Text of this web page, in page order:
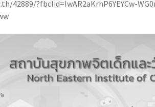
42889/?fbclid=IwAR2aKrhP6YEYCw-